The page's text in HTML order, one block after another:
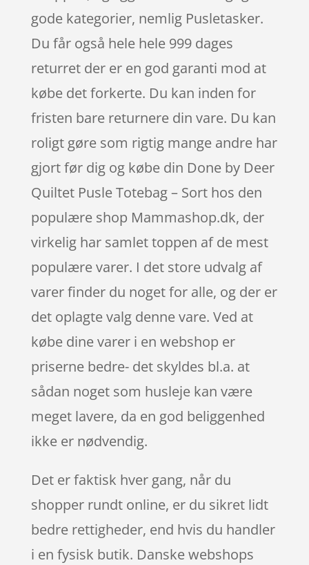
gode kategorier, nemlig Pusletasker.
Du får også hele hele 999 dages
returret der er en god garanti mod at
købe det forkerte. Du kan inden for
fristen bare returnere din vare. Du kan
roligt gøre som rigtig mange andre har
gjort før dig og købe din Done by Deer
Quiltet Pusle Totebag – Sort hos den
populære shop Mammashop.dk, der
virkelig har samlet toppen af de mest
populære varer. I det store udvalg af
varer finder du noget for alle, og der er
det oplagte valg denne vare. Ved at
købe dine varer i en webshop er
priserne bedre- det skyldes bl.a. at
sådan noget som husleje kan være
meget lavere, da en god beliggenhed
ikke er nødvendig.
Det er faktisk hver gang, når du
shopper rundt online, er du sikret lidt
bedre rettigheder, end hvis du handler
i en fysisk butik. Danske webshops